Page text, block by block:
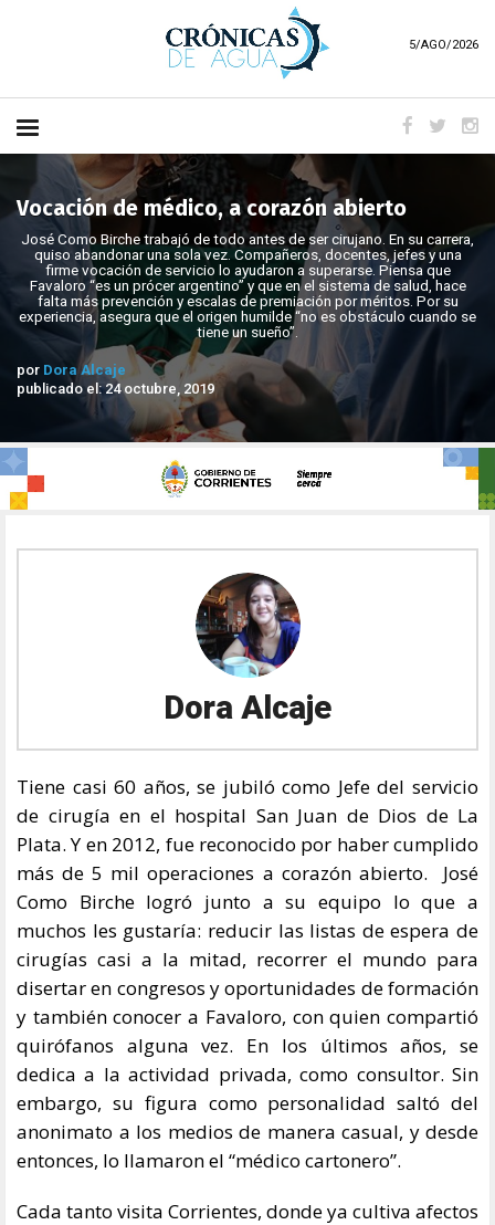
5/AGO/2026
Vocación de médico, a corazón abierto
José Como Birche trabajó de todo antes de ser cirujano. En su carrera,
quiso abandonar una sola vez. Compañeros, docentes, jefes y una
firme vocación de servicio lo ayudaron a superarse. Piensa que
Favaloro “es un prócer argentino” y que en el sistema de salud, hace
falta más prevención y escalas de premiación por méritos. Por su
experiencia, asegura que el origen humilde “no es obstáculo cuando se
tiene un sueño”.
por Dora Alcaje
publicado el: 24 octubre, 2019
Dora Alcaje
Tiene casi 60 años, se jubiló como Jefe del servicio
de cirugía en el hospital San Juan de Dios de La
Plata. Y en 2012, fue reconocido por haber cumplido
más de 5 mil operaciones a corazón abierto. José
Como Birche logró junto a su equipo lo que a
muchos les gustaría: reducir las listas de espera de
cirugías casi a la mitad, recorrer el mundo para
disertar en congresos y oportunidades de formación
y también conocer a Favaloro, con quien compartió
quirófanos alguna vez. En los últimos años, se
dedica a la actividad privada, como consultor. Sin
embargo, su figura como personalidad saltó del
anonimato a los medios de manera casual, y desde
entonces, lo llamaron el “médico cartonero”.
Cada tanto visita Corrientes, donde ya cultiva afectos